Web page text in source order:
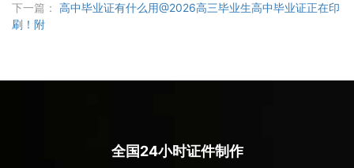
下一篇： 高中毕业证有什么用@2026高三毕业生高中毕业证正在印
刷！附
全国24小时证件制作